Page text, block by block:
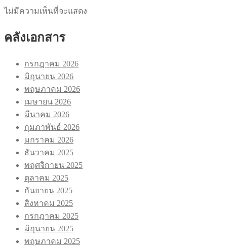
ไม่มีความเห็นที่จะแสดง
คลังเอกสาร
กรกฎาคม 2026
มิถุนายน 2026
พฤษภาคม 2026
เมษายน 2026
มีนาคม 2026
กุมภาพันธ์ 2026
มกราคม 2026
ธันวาคม 2025
พฤศจิกายน 2025
ตุลาคม 2025
กันยายน 2025
สิงหาคม 2025
กรกฎาคม 2025
มิถุนายน 2025
พฤษภาคม 2025